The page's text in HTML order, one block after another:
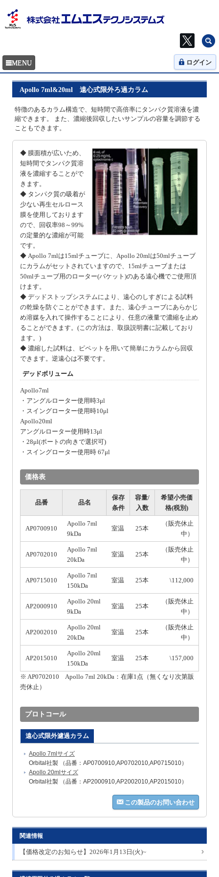
ログイン
Apollo 7ml&20ml 遠心式限外ろ過カラム
特徴のあるカラム構造で、短時間で高倍率にタンパク質溶液を濃
縮できます。 また、濃縮後回収したいサンプルの容量を調節する
こともできます。
◆ 膜面積が広いため、
短時間でタンパク質溶
液を濃縮することがで
きます。
◆ タンパク質の吸着が
少ない再生セルロース
膜を使用しております
ので、回収率98～99%
の定量的な濃縮が可能
です。
◆ Apollo 7mlは15mlチューブに、Apollo 20mlは50mlチューブ
にカラムがセットされていますので、15mlチューブまたは
50mlチューブ用のローター(バケット)のある遠心機でご使用頂
けます。
◆ デッドストップシステムにより、遠心のしすぎによる試料
の乾燥を防ぐことができます。また、遠心チューブにあらかじ
め溶媒を入れて操作することにより、任意の液量で濃縮を止め
ることができます。(この方法は、取扱説明書に記載しており
ます。)
◆ 濃縮した試料は、ピペットを用いて簡単にカラムから回収
できます。逆遠心は不要です。
デッドボリューム
Apollo7ml
・アングルローター使用時3μl
・スイングローター使用時10μl
Apollo20ml
アングルローター使用時13μl
・28μl(ポートの向きで選択可)
・スイングローター使用時 67μl
価格表
品番 品名
保存
条件
容量/
入数
希望小売価
格(税別)
AP0700910
Apollo 7ml
9kDa
室温 25本
（販売休止
中）
AP0702010
Apollo 7ml
20kDa
室温 25本
（販売休止
中）
AP0715010
Apollo 7ml
150kDa
室温 25本 \112,000
AP2000910
Apollo 20ml
9kDa
室温 25本
（販売休止
中）
AP2002010
Apollo 20ml
20kDa
室温 25本
（販売休止
中）
AP2015010
Apollo 20ml
150kDa
室温 25本 \157,000
※ AP0702010 Apollo 7ml 20kDa：在庫1点（無くなり次第販
売休止）
プロトコール
遠心式限外濾過カラム
Apollo 7mlサイズ
Orbital社製 （品番：AP0700910,AP0702010,AP0715010）
Apollo 20mlサイズ
Orbital社製 （品番：AP2000910,AP2002010,AP2015010）
この製品のお問い合わせ
関連情報
【価格改定のお知らせ】2026年1月13日(火)~